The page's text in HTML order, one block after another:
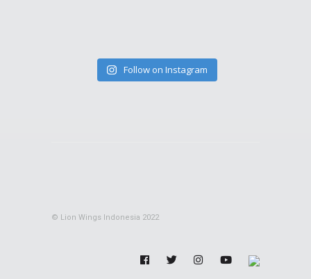
Follow on Instagram
© Lion Wings Indonesia 2022